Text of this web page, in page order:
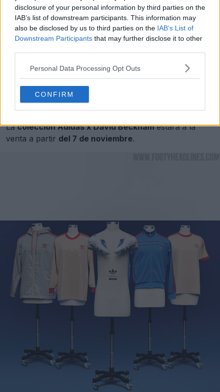
disclosure of your personal information by third parties on the
IAB’s list of downstream participants. This information may
also be disclosed by us to third parties on the IAB’s List of
Downstream Participants that may further disclose it to other
Personal Data Processing Opt Outs
CONFIRM
Lacolección Adidas x David Beckhamestará a la
venta a partir del 7 de noviembre.